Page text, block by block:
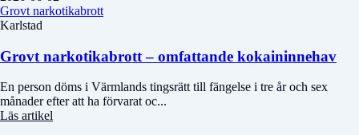
Grovt narkotikabrott
Karlstad
Grovt narkotikabrott – omfattande kokaininnehav
En person döms i Värmlands tingsrätt till fängelse i tre år och sex
månader efter att ha förvarat oc...
Läs artikel